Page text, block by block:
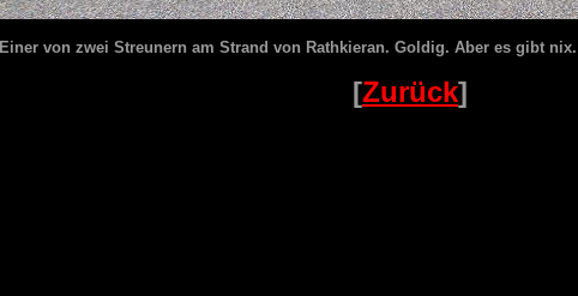
Einer von zwei Streunern am Strand von Rathkieran. Goldig. Aber es gibt
[Zurück]